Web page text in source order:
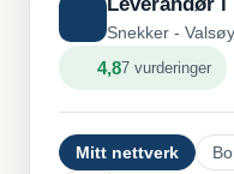
Snekker -
4,87 vurderinger
Mitt nettverk